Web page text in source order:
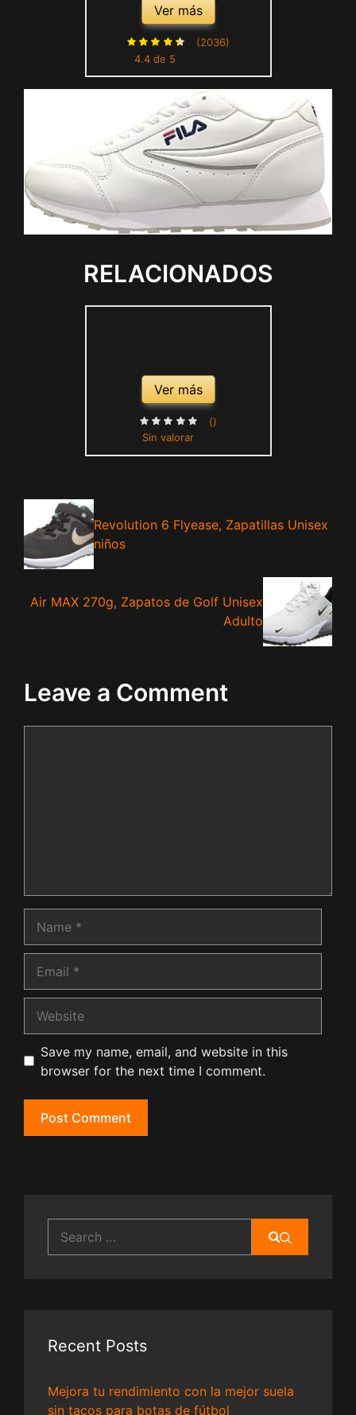
Ver más
4.4 de 5
(2036)
RELACIONADOS
Ver más
Sin valorar
()
Revolution 6 Flyease, Zapatillas Unisex
niños
Air MAX 270g, Zapatos de Golf Unisex
Adulto
Leave a Comment
Save my name, email, and website in this
browser for the next time I comment.
for:
Recent Posts
Mejora tu rendimiento con la mejor suela
sin tacos para botas de fútbol